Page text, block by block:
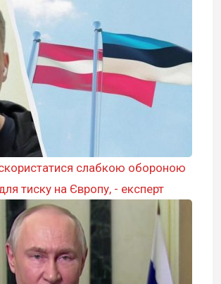
слабкою обороною
для тиску на Європу, - експерт